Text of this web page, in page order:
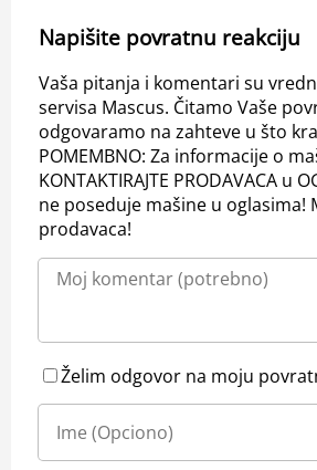
Napišite povratnu reakciju
Vaša pitanja i komentari su
servisa Mascus. Čitamo Vaše
odgovaramo na zahteve u što
POMEMBNO: Za informacije o
KONTAKTIRAJTE PRODAVACA u
ne poseduje mašine u oglasima!
prodavaca!
Želim odgovor na moju